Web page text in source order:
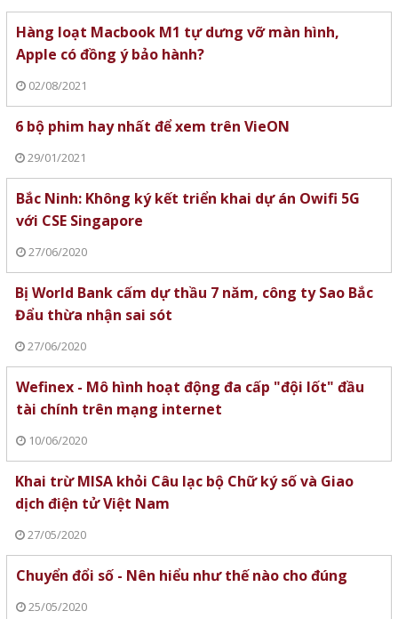
Hàng loạt Macbook M1 tự dưng vỡ màn hình,
Apple có đồng ý bảo hành?
02/08/2021
6 bộ phim hay nhất để xem trên VieON
29/01/2021
Bắc Ninh: Không ký kết triển khai dự án Owifi 5G
với CSE Singapore
27/06/2020
Bị World Bank cấm dự thầu 7 năm, công ty Sao Bắc
Đẩu thừa nhận sai sót
27/06/2020
Wefinex - Mô hình hoạt động đa cấp "đội lốt" đầu
tài chính trên mạng internet
10/06/2020
Khai trừ MISA khỏi Câu lạc bộ Chữ ký số và Giao
dịch điện tử Việt Nam
27/05/2020
Chuyển đổi số - Nên hiểu như thế nào cho đúng
25/05/2020